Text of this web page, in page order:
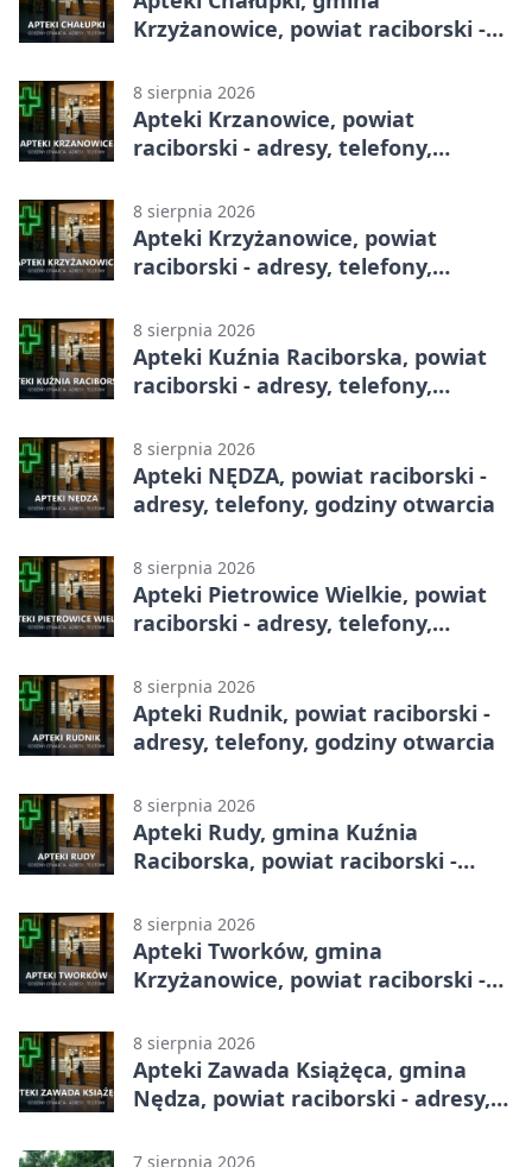
Krzyżanowice, powiat raciborski -
8 sierpnia 2026
Apteki Krzanowice, powiat
raciborski - adresy, telefony,
8 sierpnia 2026
Apteki Krzyżanowice, powiat
raciborski - adresy, telefony,
8 sierpnia 2026
Apteki Kuźnia Raciborska, powiat
raciborski - adresy, telefony,
8 sierpnia 2026
Apteki NĘDZA, powiat raciborski -
adresy, telefony, godziny otwarcia
8 sierpnia 2026
Apteki Pietrowice Wielkie, powiat
raciborski - adresy, telefony,
8 sierpnia 2026
Apteki Rudnik, powiat raciborski -
adresy, telefony, godziny otwarcia
8 sierpnia 2026
Apteki Rudy, gmina Kuźnia
Raciborska, powiat raciborski -
8 sierpnia 2026
Apteki Tworków, gmina
Krzyżanowice, powiat raciborski -
8 sierpnia 2026
Apteki Zawada Książęca, gmina
Nędza, powiat raciborski - adresy,
7 sierpnia 2026